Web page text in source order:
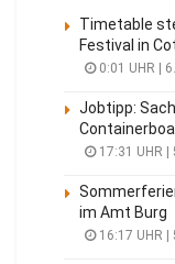
Timetable
Festival in
0:01 UHR |
Jobtipp:
17:31 UHR |
im Amt Burg
16:17 UHR |